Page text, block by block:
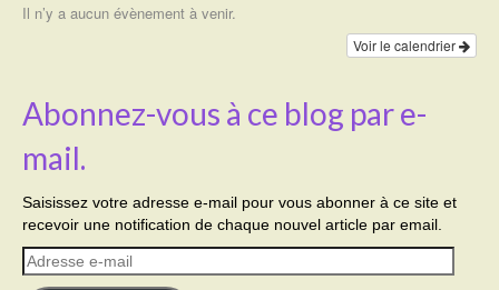
Il n’y a aucun évènement à venir.
Voir le calendrier
Abonnez-vous à ce blog par e-
mail.
Saisissez votre adresse e-mail pour vous abonner à ce site et
recevoir une notification de chaque nouvel article par email.
Adresse
e-